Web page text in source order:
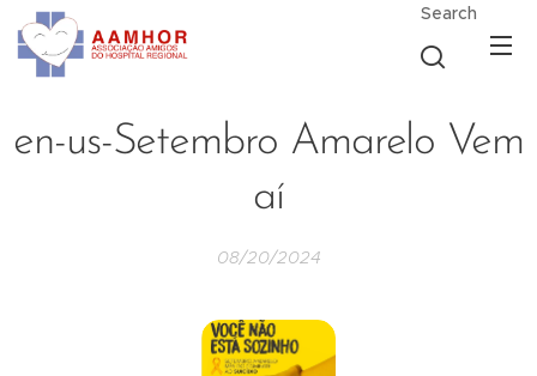
Search
en-us-Setembro Amarelo Vem
aí
08/20/2024